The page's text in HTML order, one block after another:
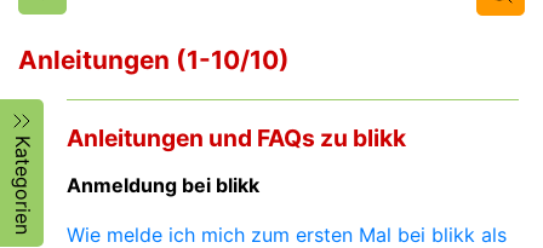
Anleitungen (1-10/10)
Kategorien Anleitungen und FAQs zu blikk
Anmeldung bei blikk
Wie melde ich mich zum ersten Mal bei blikk als